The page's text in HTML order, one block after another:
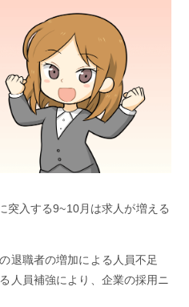
突入する9~10月は求人が増える
退職者の増加による人員不足
人員補強により、企業の採用ニ